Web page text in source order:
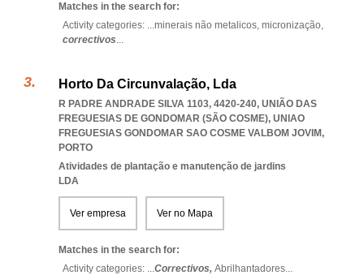
Matches in the search for:
Activity categories: ...minerais não metalicos, micronização,
correctivos...
Horto Da Circunvalação, Lda
R PADRE ANDRADE SILVA 1103, 4420-240, UNIÃO DAS
FREGUESIAS DE GONDOMAR (SÃO COSME), UNIAO
FREGUESIAS GONDOMAR SAO COSME VALBOM JOVIM,
PORTO
Atividades de plantação e manutenção de jardins
LDA
Ver empresa Ver no Mapa
Matches in the search for:
Activity categories: ...Correctivos, Abrilhantadores...